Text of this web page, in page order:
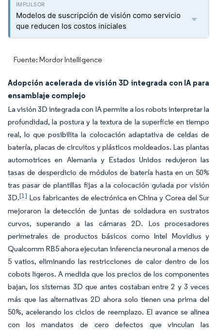
Modelos de suscripción de visión como servicio
que reducen los costos iniciales
Fuente: Mordor Intelligence
Adopción acelerada de visión 3D integrada con IA para
ensamblaje complejo
La visión 3D integrada con IA permite a los robots interpretar la
profundidad, la postura y la textura de la superficie en tiempo
real, lo que posibilita la colocación adaptativa de celdas de
batería, placas de circuitos y plásticos moldeados. Las plantas
automotrices en Alemania y Estados Unidos redujeron las
tasas de desperdicio de módulos de batería hasta en un 50%
tras pasar de plantillas fijas a la colocación guiada por visión
3D.[1] Los fabricantes de electrónica en China y Corea del Sur
mejoraron la detección de juntas de soldadura en sustratos
curvos, superando a las cámaras 2D. Los procesadores
perimetrales de productos básicos como Intel Movidius y
Qualcomm RB5 ahora ejecutan inferencia neuronal a menos de
5 vatios, eliminando las restricciones de calor dentro de los
cobots ligeros. A medida que los precios de los componentes
bajan, los sistemas 3D que antes costaban entre 2 y 3 veces
más que las alternativas 2D ahora solo tienen una prima del
50%, acelerando los ciclos de reemplazo. El avance se alinea
con los mandatos de cero defectos que vinculan las